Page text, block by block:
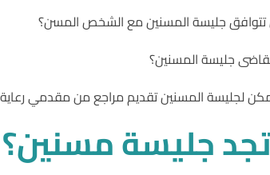
جليسة المسنين مع الشخص المسن؟
جليسة المسنين؟
لجليسة المسنين تقديم مراجع من مقدمي
جليسة مسنين؟